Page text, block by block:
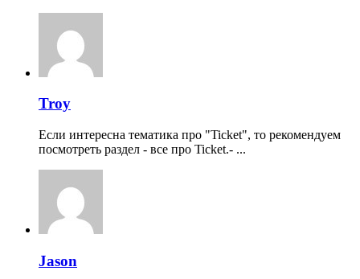
Troy
Если интересна тематика про "Ticket", то рекомендуем
посмотреть раздел - все про Ticket.- ...
Jason